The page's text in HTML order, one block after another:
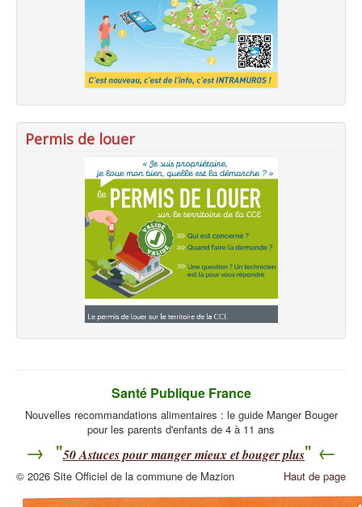
Permis de louer
Santé Publique France
Nouvelles recommandations alimentaires : le guide Manger Bouger
pour les parents d'enfants de 4 à 11 ans
→ "50Astuces pour manger mieux et bouger plus" ←
Haut de page
© 2026 Site Officiel de la commune de Mazion